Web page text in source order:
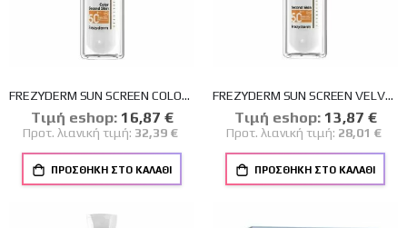
FREZYDERM SUN SCREEN COLOR VELVET FACE CREAM SPF 50+ ΑΝΤΗΛΙΑΚΗ ΚΡΕΜΑ ΠΡΟΣΩΠΟΥ ΜΕ ΧΡΩΜΑ 50ml
Tιμή eshop: Ειδική
Τιμή
16,87 €
Προτ. λιανική τιμή: 32,39 €
ΠΡΟΣΘΉΚΗ ΣΤΟ ΚΑΛΆΘΙ
FREZYDERM SUN SCREEN VELVET FACE SPF 50+ 50ml
Tιμή eshop: Ειδική
Τιμή
13,87 €
Προτ. λιανική τιμή: 28,01 €
ΠΡΟΣΘΉΚΗ ΣΤΟ ΚΑΛΆΘΙ